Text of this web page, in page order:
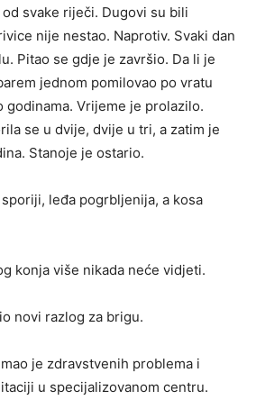
svake riječi. Dugovi su bili
nije nestao. Naprotiv. Svaki dan
Pitao se gdje je završio. Da li je
jednom pomilovao po vratu
godinama. Vrijeme je prolazilo.
se u dvije, dvije u tri, a zatim je
Stanoje je ostario.
leđa pogrbljenija, a kosa
konja više nikada neće vidjeti.
novi razlog za brigu.
je zdravstvenih problema i
u specijalizovanom centru.